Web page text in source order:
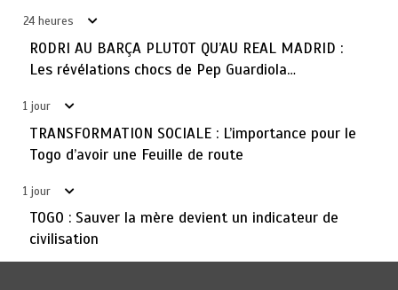
24 heures
RODRI AU BARÇA PLUTOT QU’AU REAL MADRID :
Les révélations chocs de Pep Guardiola…
1 jour
TRANSFORMATION SOCIALE : L’importance pour le
Togo d’avoir une Feuille de route
1 jour
TOGO : Sauver la mère devient un indicateur de
civilisation
4
BLITTA / SEMINAIRE NATIONAL DES GOUVERNEURS ET
PREFETS: … Vers l’optimisation du service public
RECHERCHE ET INNOVATION: Le Togo ouvre la voie pour
l’enracinement du génie génétique et de la
tourisme